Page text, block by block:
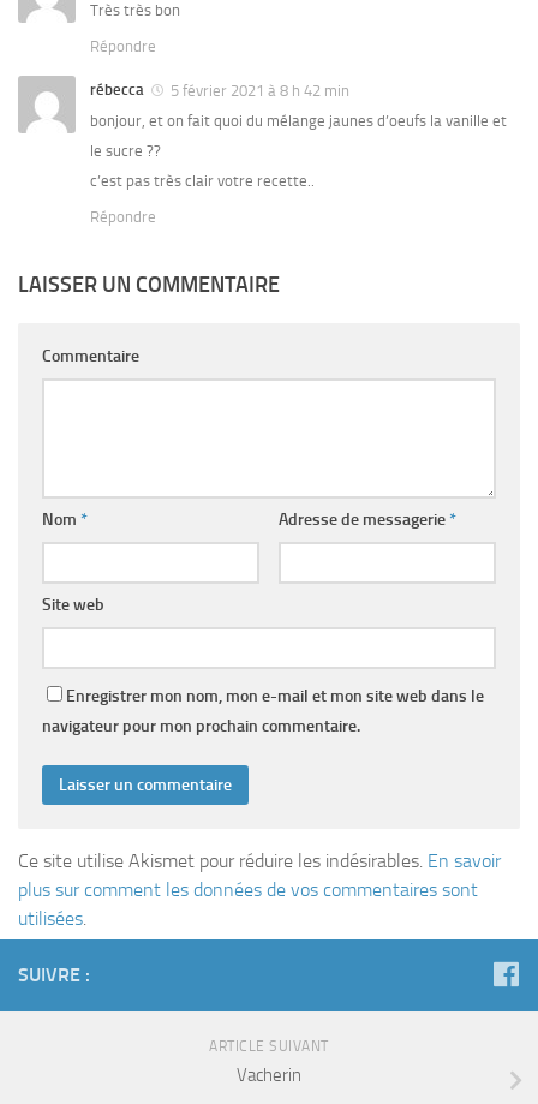
Très très bon
Répondre
rébecca
5 février 2021 à 8 h 42 min
bonjour, et on fait quoi du mélange jaunes d’oeufs la vanille et
le sucre ??
c’est pas très clair votre recette..
Répondre
LAISSER UN COMMENTAIRE
Commentaire
Nom * Adresse de messagerie*
Site web
Enregistrer mon nom, mon e-mail et mon site web dans le
navigateur pour mon prochain commentaire.
Ce site utilise Akismet pour réduire les indésirables. En savoir
plus sur comment les données de vos commentaires sont
utilisées.
SUIVRE :
ARTICLE SUIVANT
Vacherin